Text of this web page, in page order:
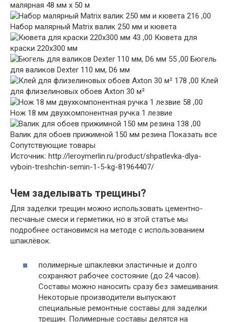
малярная 48 мм х 50 м
216 ,00
Набор малярный Matrix валик 250 мм и кювета
43 ,00 Кювета для
краски 220х300 мм
55 ,00 Бюгель
для валиков Dexter 110 мм, D6 мм
178 ,00 Клей
для флизелиновых обоев Axton 30 м²
58 ,00
Нож 18 мм двухкомпонентная ручка 1 лезвие
138 ,00
Валик для обоев прижимной 150 мм резина Показать все
Сопутствующие товары
Источник: http://leroymerlin.ru/product/shpatlevka-dlya-
vyboin-treshchin-semin-1-5-kg-81964407/
Чем заделывать трещины?
Для заделки трещин можно использовать цементно-
песчаные смеси и герметики, но в этой статье мы
подробнее остановимся на методе с использованием
шпаклёвок.
полимерные шпаклевки эластичные и долго
сохраняют рабочее состояние (до 24 часов).
Составы можно наносить сразу без замешивания.
Некоторые производители выпускают
специальные ремонтные составы для заделки
трещин. Полимерные составы делятся на